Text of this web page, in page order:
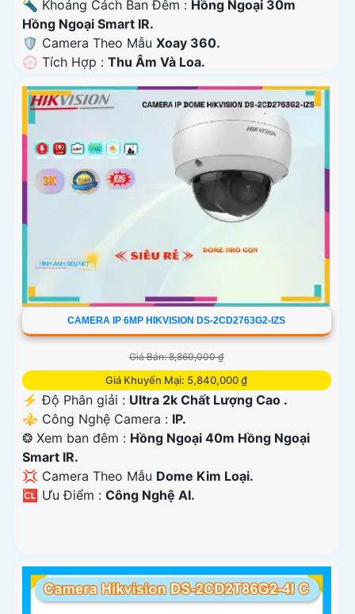
🔦 Khoảng Cách Ban Đêm : Hồng Ngoại 30m
Hồng Ngoại Smart IR.
🛡 Camera Theo Mẫu Xoay 360.
️💮 Tích Hợp : Thu Âm Và Loa.
CAMERA IP 6MP HIKVISION DS-2CD2763G2-IZS
Giá Bán: 8,860,000 ₫
Giá Khuyến Mại: 5,840,000 ₫
️⚡ Độ Phân giải : Ultra 2k Chất Lượng Cao .
⚜️ Công Nghệ Camera : IP.
❂ Xem ban đêm : Hồng Ngoại 40m Hồng Ngoại
Smart IR.
💢 Camera Theo Mẫu Dome Kim Loại.
️🆑 Ưu Điểm : Công Nghệ AI.